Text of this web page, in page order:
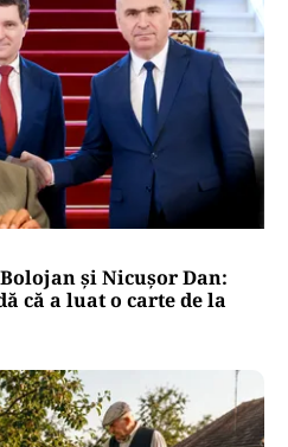
și Nicușor Dan:
că a luat o carte de la